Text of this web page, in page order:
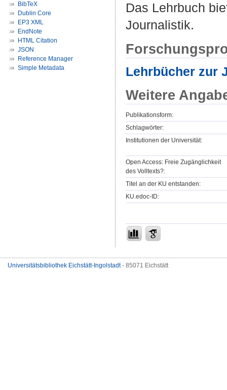
BibTeX
Dublin Core
EP3 XML
EndNote
HTML Citation
JSON
Reference Manager
Simple Metadata
Das Lehrbuch
Journalistik.
Lehrbücher zur
Weitere
Publikationsform:
Schlagwörter:
Institutionen der Universität:
Open Access: Freie Zugänglichkeit
des Volltexts?:
Titel an der KU entstanden:
KU.edoc-ID:
Universitätsbibliothek Eichstätt-Ingolstadt- 85071 Eichstätt